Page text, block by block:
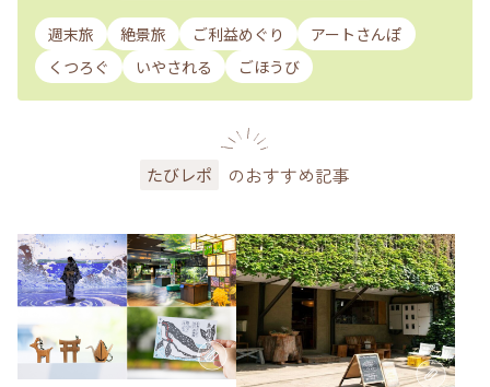
週末旅 絶景旅 ご利益めぐり
アートさんぽ
くつろぐ
いやされる ごほうび
たびレポ のおすすめ記事